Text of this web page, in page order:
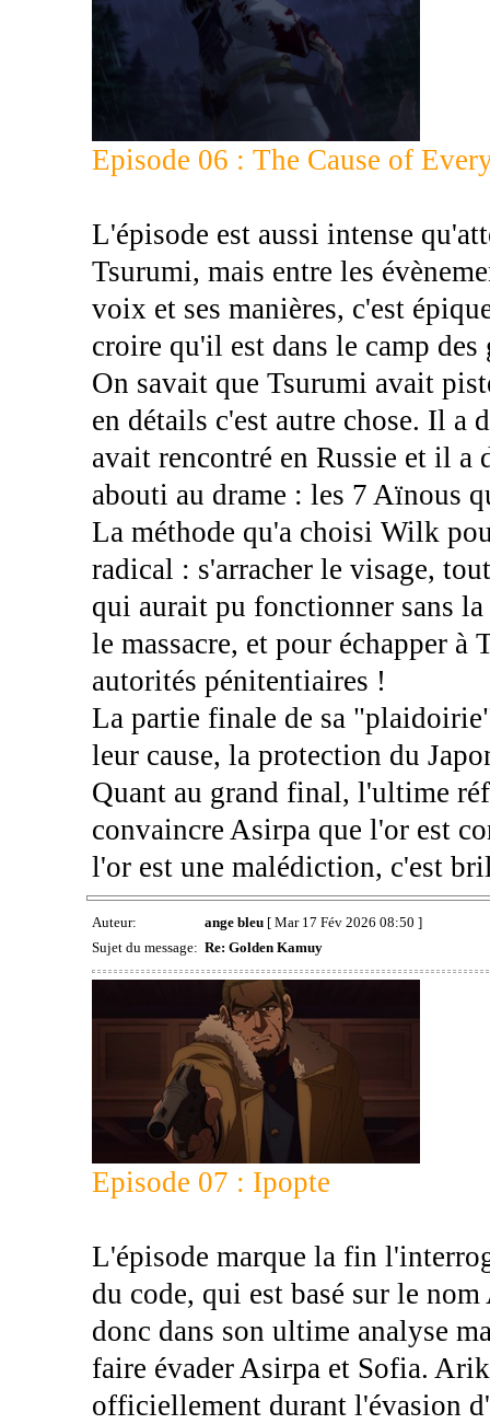
Episode 06 : The Cause of
L'épisode est aussi intense
Tsurumi, mais entre les
voix et ses manières, c'est
croire qu'il est dans le camp
On savait que Tsurumi avait
en détails c'est autre chose. Il
avait rencontré en Russie et il
abouti au drame : les 7 Aïnous
La méthode qu'a choisi Wilk
radical : s'arracher le visage,
qui aurait pu fonctionner sans
le massacre, et pour échapper
autorités pénitentiaires !
La partie finale de sa
leur cause, la protection du
Quant au grand final, l'ultime
convaincre Asirpa que l'or est
l'or est une malédiction, c'est
Auteur: ange bleu[ Mar 17 Fév 2026 08:50 ]
Sujet du message: Re: Golden Kamuy
Episode 07 : Ipopte
L'épisode marque la fin
du code, qui est basé sur le
donc dans son ultime analyse
faire évader Asirpa et Sofia.
officiellement durant l'évasion